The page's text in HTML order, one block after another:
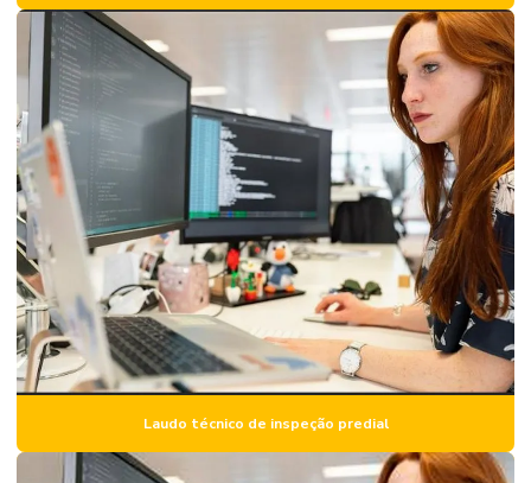
Empresa de vistoria de imóvel
Empresas de perícia engenharia civil
Engenharia de avaliação imóveis e perícia
Inspeção estrutural
Inspeção estrutural predial
Inspeção de imóvel
Inspeção predial
Inspeção predial condomínio
Inspeção predial com drone
Inspeção predial preço
Inspeção predial residencial
Laudo técnico de inspeção predial